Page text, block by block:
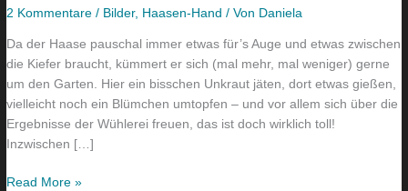
2 Kommentare / Bilder, Haasen-Hand / Von Daniela
Da der Haase pauschal immer etwas für’s Auge und etwas zwischen
die Kiefer braucht, kümmert er sich (mal mehr, mal weniger) gerne
um den Garten. Hier ein bisschen Unkraut jäten, dort etwas gießen,
vielleicht noch ein Blümchen umtopfen – und vor allem sich über die
Ergebnisse der Wühlerei freuen, das ist doch wirklich toll!
Inzwischen […]
mal
Garten…
Read More »